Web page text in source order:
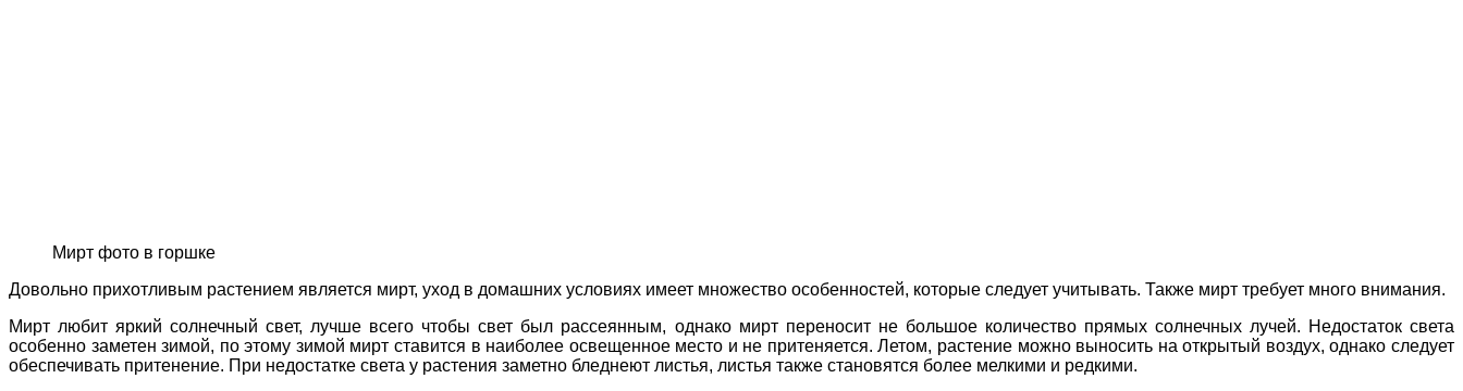
Мирт фото в горшке
Довольно прихотливым растением является мирт, уход в домашних условиях имеет множество особенностей, которые следует учитывать. Также мирт требует много внимания.
Мирт любит яркий солнечный свет, лучше всего чтобы свет был рассеянным, однако мирт переносит не большое количество прямых солнечных лучей. Недостаток света
особенно заметен зимой, по этому зимой мирт ставится в наиболее освещенное место и не притеняется. Летом, растение можно выносить на открытый воздух, однако следует
обеспечивать притенение. При недостатке света у растения заметно бледнеют листья, листья также становятся более мелкими и редкими.